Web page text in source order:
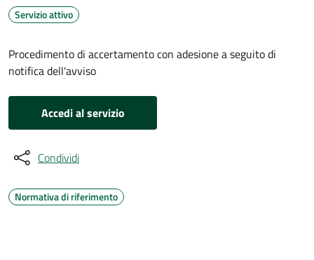
Servizio attivo
Procedimento di accertamento con adesione a seguito di
notifica dell'avviso
Accedi al servizio
Condividi
Normativa di riferimento